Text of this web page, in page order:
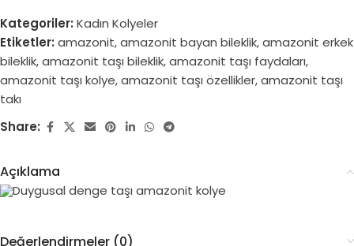
Kategoriler: Kadın Kolyeler
Etiketler: amazonit,amazonit bayan bileklik,amazonit erkek
bileklik,amazonit taşı bileklik,amazonit taşı faydaları,
amazonit taşı kolye,amazonit taşı özellikler,amazonit taşı
takı
Share:
Açıklama
Duygusal denge taşı amazonit kolye
Değerlendirmeler (0)